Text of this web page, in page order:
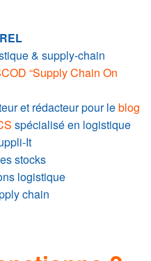
& supply-chain
“Supply Chain On
et rédacteur pour leblog
spécialisé en logistique
It
stocks
logistique
chain